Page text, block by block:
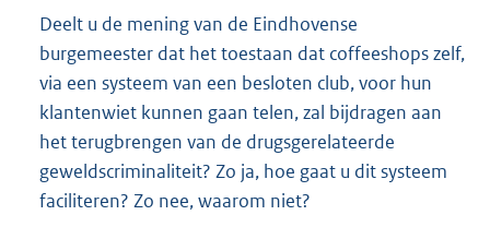
Deelt u de mening van de Eindhovense
burgemeester dat het toestaan dat coffeeshops zelf,
via een systeem van een besloten club, voor hun
klantenwiet kunnen gaan telen, zal bijdragen aan
het terugbrengen van de drugsgerelateerde
geweldscriminaliteit? Zo ja, hoe gaat u dit systeem
faciliteren? Zo nee, waarom niet?